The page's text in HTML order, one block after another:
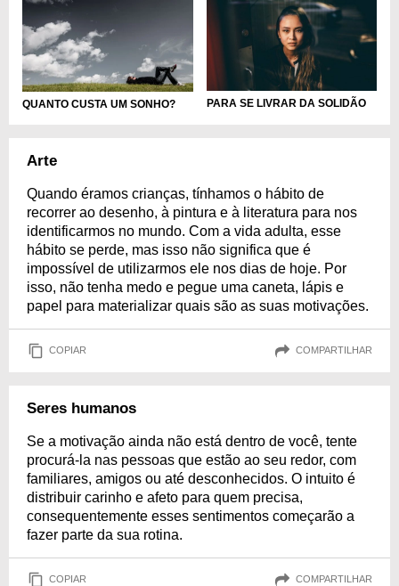
QUANTO CUSTA UM SONHO? PARA SE LIVRAR DA SOLIDÃO
Arte
Quando éramos crianças, tínhamos o hábito de
recorrer ao desenho, à pintura e à literatura para nos
identificarmos no mundo. Com a vida adulta, esse
hábito se perde, mas isso não significa que é
impossível de utilizarmos ele nos dias de hoje. Por
isso, não tenha medo e pegue uma caneta, lápis e
papel para materializar quais são as suas motivações.
COPIAR COMPARTILHAR
Seres humanos
Se a motivação ainda não está dentro de você, tente
procurá-la nas pessoas que estão ao seu redor, com
familiares, amigos ou até desconhecidos. O intuito é
distribuir carinho e afeto para quem precisa,
consequentemente esses sentimentos começarão a
fazer parte da sua rotina.
COPIAR COMPARTILHAR